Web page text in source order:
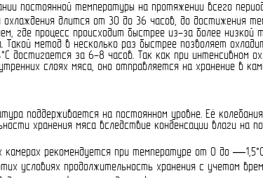
постоянной температуры на протяжении всего
длится от 30 до 36 часов, до достижения
где процесс происходит быстрее из-за более
метод в несколько раз быстрее позволяет
достигается за 6-8 часов. Так как при интенсивном
слоях мяса, оно отправляется на хранение в
поддерживается на постоянном уровне. Её
хранения мяса вследствие конденсации влаги на
камерах рекомендуется при температуре от 0 до
условиях продолжительность хранения с учетом